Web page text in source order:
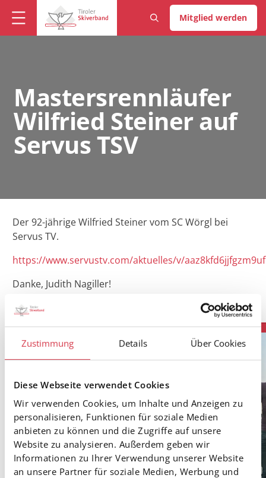
Zustimmung Details Über Cookies
Diese Webseite verwendet Cookies
Wir verwenden Cookies, um Inhalte und Anzeigen zu
personalisieren, Funktionen für soziale Medien
anbieten zu können und die Zugriffe auf unsere
Website zu analysieren. Außerdem geben wir
Informationen zu Ihrer Verwendung unserer Website
an unsere Partner für soziale Medien, Werbung und
Mitglied werden
Mastersrennläufer
Wilfried Steiner auf
Servus TSV
Der 92-jährige Wilfried Steiner vom SC Wörgl bei
Servus TV.
https://www.servustv.com/aktuelles/v/
Danke, Judith Nagiller!